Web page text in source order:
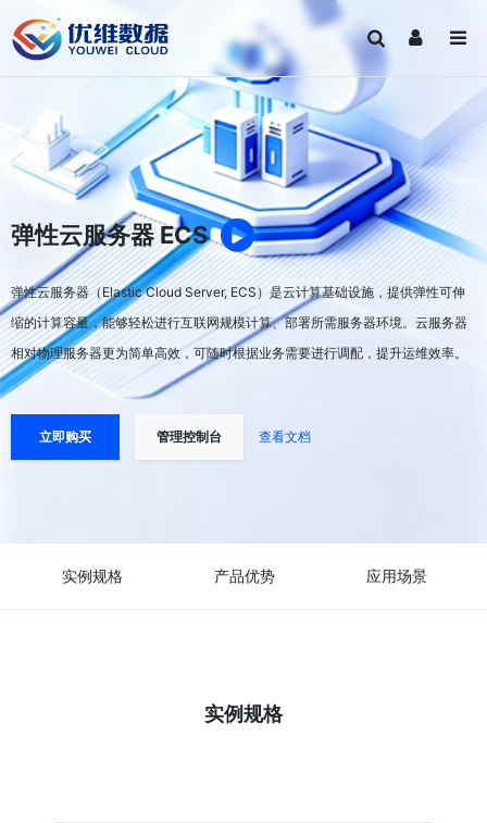
弹性云服务器 ECS
弹性云服务器（Elastic Cloud Server, ECS）是云计算基础设施，提供弹性可伸
缩的计算容量，能够轻松进行互联网规模计算、部署所需服务器环境。云服务器
相对物理服务器更为简单高效，可随时根据业务需要进行调配，提升运维效率。
立即购买 管理控制台 查看文档
实例规格 产品优势 应用场景
实例规格